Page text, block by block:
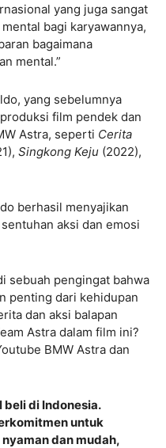
yang juga sangat
bagi karyawannya,
bagaimana
mental.”
yang sebelumnya
film pendek dan
Astra, seperti Cerita
Singkong Keju (2022),
berhasil menyajikan
aksi dan emosi
sebuah pengingat bahwa
penting dari kehidupan
dan aksi balapan
Astra dalam film ini?
BMW Astra dan
beli di Indonesia.
untuk
dan mudah,